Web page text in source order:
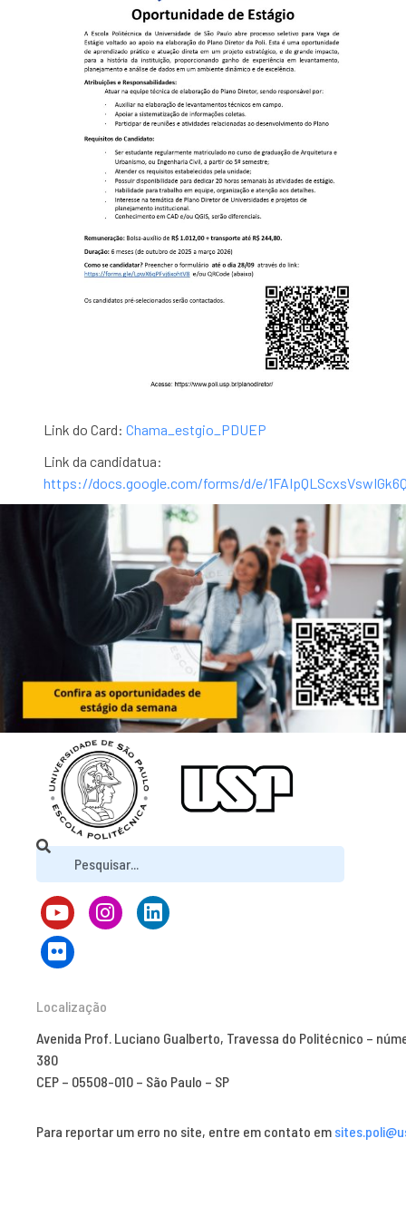
Link do Card:Chama_estgio_PDUEP
Link da candidatua:
https://docs.google.com/forms/d/e/
Localização
Avenida Prof. Luciano Gualberto, Travessa do Politécnico –
380
CEP – 05508-010 – São Paulo – SP
Para reportar um erro no site, entre em contato em